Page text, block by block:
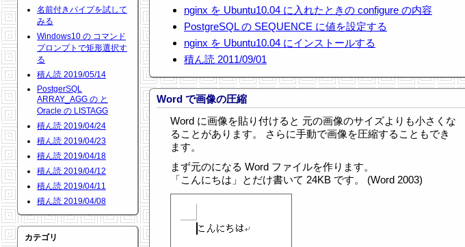
名前付きパイプを試して
みる
Windows10 の コマンド
プロンプトで矩形選択す
る
積ん読 2019/05/14
PostgerSQL
ARRAY_AGG の と
Oracle の LISTAGG
積ん読 2019/04/24
積ん読 2019/04/23
積ん読 2019/04/18
積ん読 2019/04/12
積ん読 2019/04/11
積ん読 2019/04/08
カテゴリ
nginx を Ubuntu10.04 に入れたときの configure の内容
PostgreSQL の SEQUENCE に値を設定する
nginx を Ubuntu10.04 にインストールする
積ん読 2011/09/01
Word で画像の圧縮
Word に画像を貼り付けると 元の画像のサイズよりも小さくな
ることがあります。 さらに手動で画像を圧縮することもでき
ます。
まず元のになる Word ファイルを作ります。
「こんにちは」とだけ書いて 24KB です。 (Word 2003)